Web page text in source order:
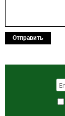
Отправить